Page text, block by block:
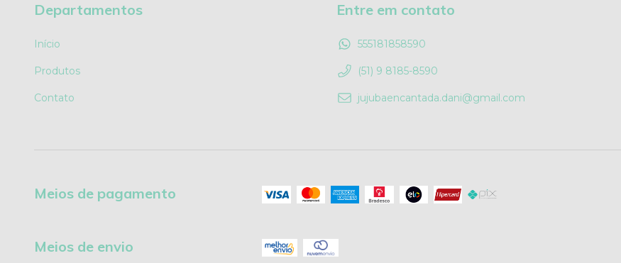
Departamentos
Início
Produtos
Contato
Entre em contato
555181858590
(51) 9 8185-8590
jujubaencantada.dani@gmail.com
Meios de pagamento
Meios de envio